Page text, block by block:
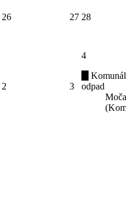
26 27 28
2 3
4
odpad
Moča